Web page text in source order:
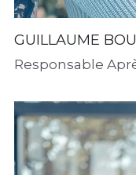
GUILLAUME
Responsable